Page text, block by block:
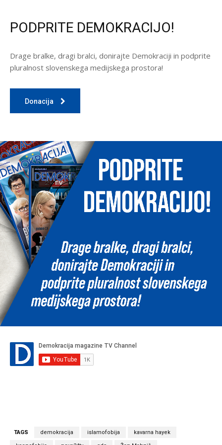
PODPRITE DEMOKRACIJO!
Drage bralke, dragi bralci, donirajte Demokraciji in podprite
pluralnost slovenskega medijskega prostora!
Donacija
TAGS demokracija islamofobija kavarna hayek